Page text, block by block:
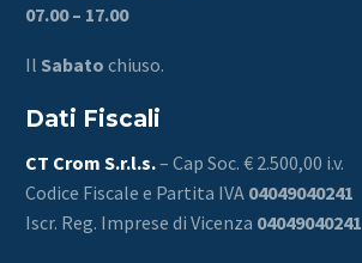
07.00 – 17.00
Il Sabato chiuso.
Dati Fiscali
CT Crom S.r.l.s.– Cap Soc. € 2.500,00 i.v.
Codice Fiscale e Partita IVA 04049040241
Iscr. Reg. Imprese di Vicenza 04049040241